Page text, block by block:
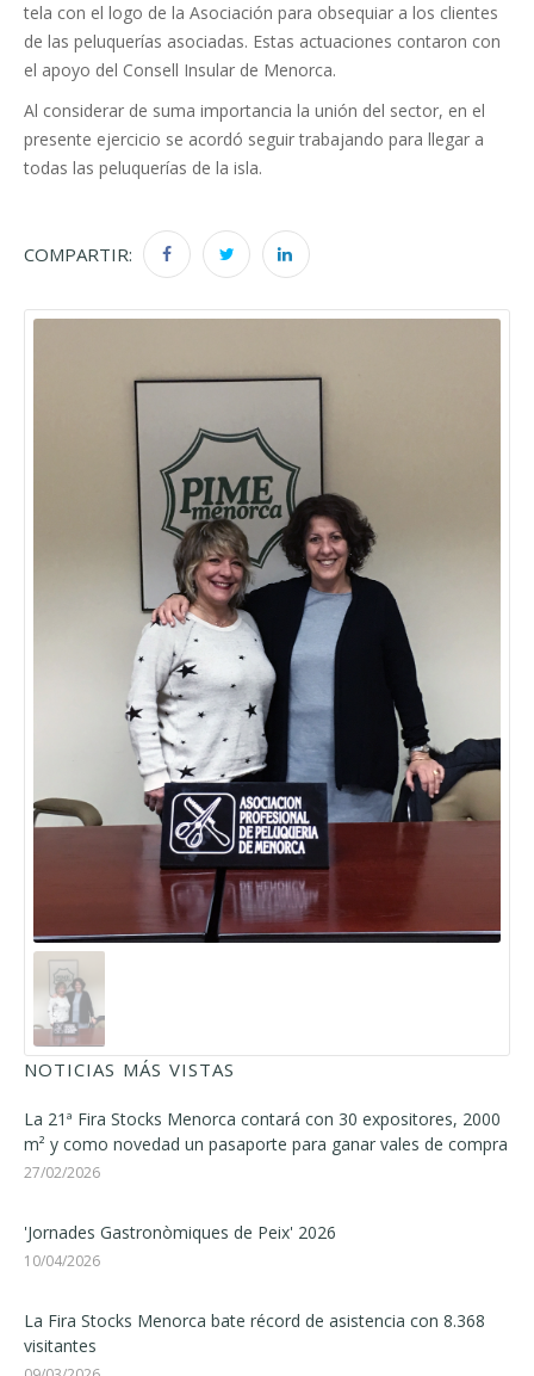
tela con el logo de la Asociación para obsequiar a los clientes
de las peluquerías asociadas. Estas actuaciones contaron con
el apoyo del Consell Insular de Menorca.
Al considerar de suma importancia la unión del sector, en el
presente ejercicio se acordó seguir trabajando para llegar a
todas las peluquerías de la isla.
COMPARTIR:
NOTICIAS MÁS VISTAS
La 21ª Fira Stocks Menorca contará con 30 expositores, 2000
m² y como novedad un pasaporte para ganar vales de compra
27/02/2026
'Jornades Gastronòmiques de Peix' 2026
10/04/2026
La Fira Stocks Menorca bate récord de asistencia con 8.368
visitantes